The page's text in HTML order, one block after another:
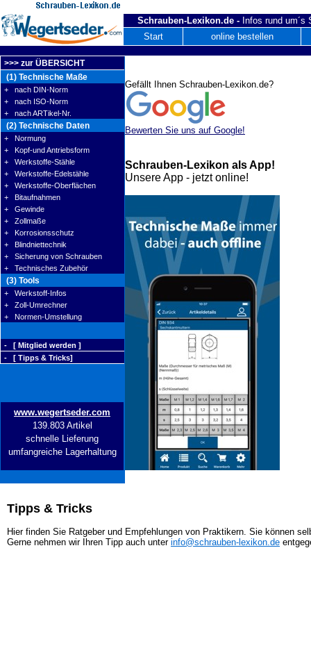
Schrauben-Lexikon.de - Infos rund um´s
Start
online bestellen
>>> zur ÜBERSICHT
(1) Technische Maße
+ nach DIN-Norm
+ nach ISO-Norm
+ nach ARTikel-Nr.
(2) Technische Daten
+ Normung
+ Kopf-und Antriebsform
+ Werkstoffe-Stähle
+ Werkstoffe-Edelstähle
+ Werkstoffe-Oberflächen
+ Bitaufnahmen
+ Gewinde
+ Zollmaße
+ Korrosionsschutz
+ Blindniettechnik
+ Sicherung von Schrauben
+ Technisches Zubehör
(3) Tools
+ Werkstoff-Infos
+ Zoll-Umrechner
+ Normen-Umstellung
- [ Mitglied werden ]
- [ Tipps & Tricks]
www.wegertseder.com
139.803 Artikel
schnelle Lieferung
umfangreiche Lagerhaltung
Tipps & Tricks
Hier finden Sie Ratgeber und Empfehlungen von Praktikern. Sie können
Gerne nehmen wir Ihren Tipp auch unter info@schrauben-lexikon.de
Gefällt Ihnen Schrauben-Lexikon.de?
Bewerten Sie uns auf Google!
Schrauben-Lexikon als App!
Unsere App - jetzt online!